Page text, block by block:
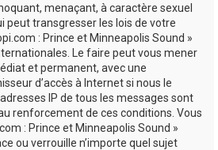
menaçant, à caractère sexuel
peut transgresser les lois de votre
: Prince et Minneapolis Sound »
Le faire peut vous mener
et permanent, avec une
d’accès à Internet si nous le
IP de tous les messages sont
renforcement de ces conditions. Vous
: Prince et Minneapolis Sound »
ou verrouille n’importe quel sujet